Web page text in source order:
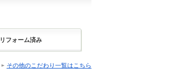
リフォーム済み
その他のこだわり一覧はこちら